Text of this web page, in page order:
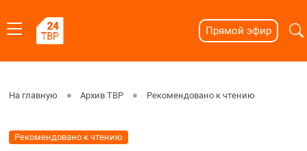
Прямой эфир
На главную Архив ТВР Рекомендовано к чтению
Рекомендовано к чтению